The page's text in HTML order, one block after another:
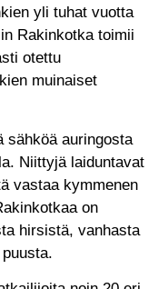
yli tuhat vuotta
Rakinkotka toimii
otettu
muinaiset
sähköä auringosta
Niittyjä laiduntavat
vastaa kymmenen
on
hirsistä, vanhasta